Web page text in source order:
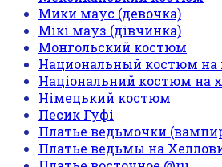
Мики маус (девочка)
Мікі мауз (дівчинка)
Монгольский костюм
Национальный костюм на
Національний костюм на
Німецький костюм
Песик Гуфі
Платье ведьмочки
Платье ведьмы на